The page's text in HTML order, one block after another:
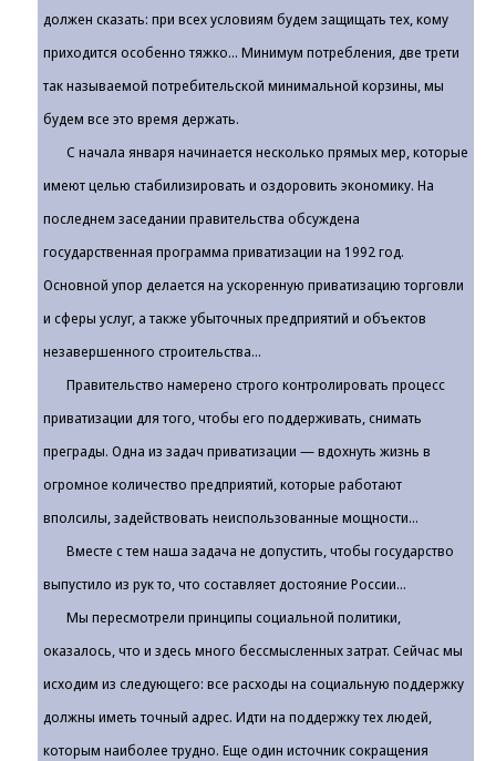
должен сказать: при всех условиям будем защищать тех, кому
приходится особенно тяжко... Минимум потребления, две трети
так называемой потребительской минимальной корзины, мы
будем все это время держать.
С начала января начинается несколько прямых мер, которые
имеют целью стабилизировать и оздоровить экономику. На
последнем заседании правительства обсуждена
государственная программа приватизации на 1992 год.
Основной упор делается на ускоренную приватизацию торговли
и сферы услуг, а также убыточных предприятий и объектов
незавершенного строительства...
Правительство намерено строго контролировать процесс
приватизации для того, чтобы его поддерживать, снимать
преграды. Одна из задач приватизации — вдохнуть жизнь в
огромное количество предприятий, которые работают
вполсилы, задействовать неиспользованные мощности...
Вместе с тем наша задача не допустить, чтобы государство
выпустило из рук то, что составляет достояние России...
Мы пересмотрели принципы социальной политики,
оказалось, что и здесь много бессмысленных затрат. Сейчас мы
исходим из следующего: все расходы на социальную поддержку
должны иметь точный адрес. Идти на поддержку тех людей,
которым наиболее трудно. Еще один источник сокращения